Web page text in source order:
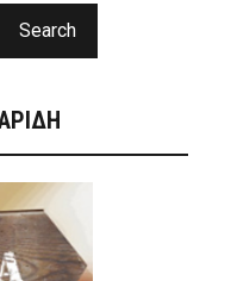
Search